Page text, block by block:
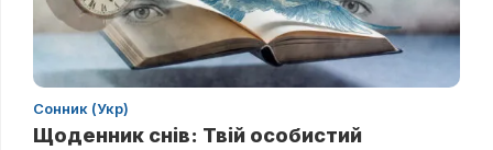
Сонник (Укр)
Щоденник снів: Твій особистий